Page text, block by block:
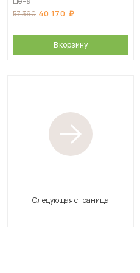
57 390 40 170
В корзину
Следующая страница